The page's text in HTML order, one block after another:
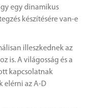
egy dinamikus
készítésére van-e
illeszkednek az
is. A világosság és a
kapcsolatnak
elérni az A-D